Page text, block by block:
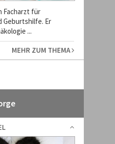
Facharzt für
Geburtshilfe. Er
...
MEHR ZUM THEMA